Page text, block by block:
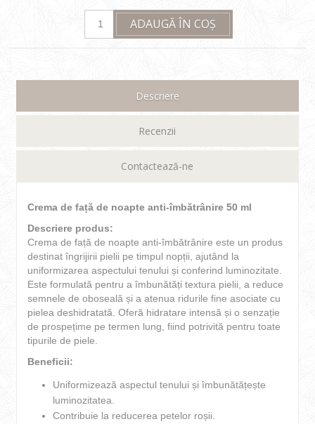
ADAUGĂ ÎN COȘ
Descriere
Recenzii
Contactează-ne
Crema de față de noapte anti-îmbătrânire 50 ml
Descriere produs:
Crema de față de noapte anti-îmbătrânire este un produs
destinat îngrijirii pielii pe timpul nopții, ajutând la
uniformizarea aspectului tenului și conferind luminozitate.
Este formulată pentru a îmbunătăți textura pielii, a reduce
semnele de oboseală și a atenua ridurile fine asociate cu
pielea deshidratată. Oferă hidratare intensă și o senzație
de prospețime pe termen lung, fiind potrivită pentru toate
tipurile de piele.
Beneficii:
Uniformizează aspectul tenului și îmbunătățește
luminozitatea.
Contribuie la reducerea petelor roșii.